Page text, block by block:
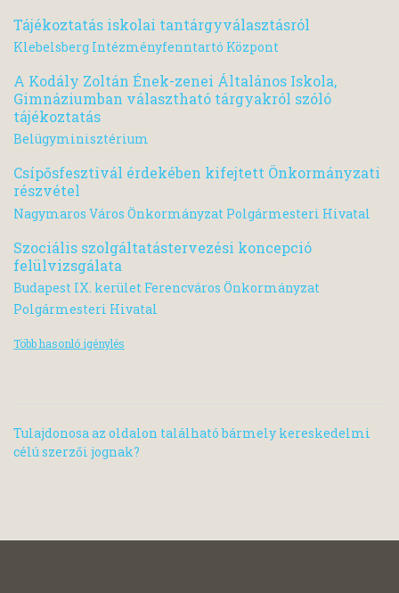
Tájékoztatás iskolai tantárgyválasztásról
Klebelsberg Intézményfenntartó Központ
A Kodály Zoltán Ének-zenei Általános Iskola,
Gimnáziumban választható tárgyakról szóló
tájékoztatás
Belügyminisztérium
Csípősfesztivál érdekében kifejtett Önkormányzati
részvétel
Nagymaros Város Önkormányzat Polgármesteri Hivatal
Szociális szolgáltatástervezési koncepció
felülvizsgálata
Budapest IX. kerület Ferencváros Önkormányzat
Polgármesteri Hivatal
Több hasonló igénylés
Tulajdonosa az oldalon található bármely kereskedelmi
célú szerzői jognak?